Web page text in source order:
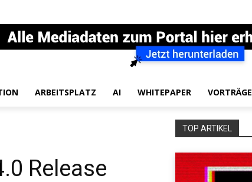
ARBEITSPLATZ AI WHITEPAPER VORTRÄGE
Release
TOP ARTIKEL